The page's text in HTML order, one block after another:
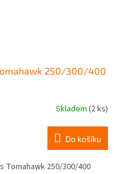
250/300/400
Skladem(2 ks)
Do košíku
Tomahawk 250/300/400